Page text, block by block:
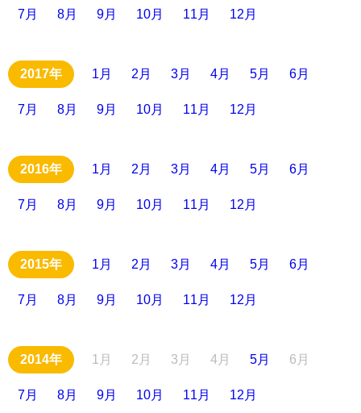
7月 8月 9月 10月 11月 12月
1月 2月 3月 4月 5月 6月
7月 8月 9月 10月 11月 12月
1月 2月 3月 4月 5月 6月
7月 8月 9月 10月 11月 12月
1月 2月 3月 4月 5月 6月
7月 8月 9月 10月 11月 12月
1月 2月 3月 4月 5月 6月
7月 8月 9月 10月 11月 12月